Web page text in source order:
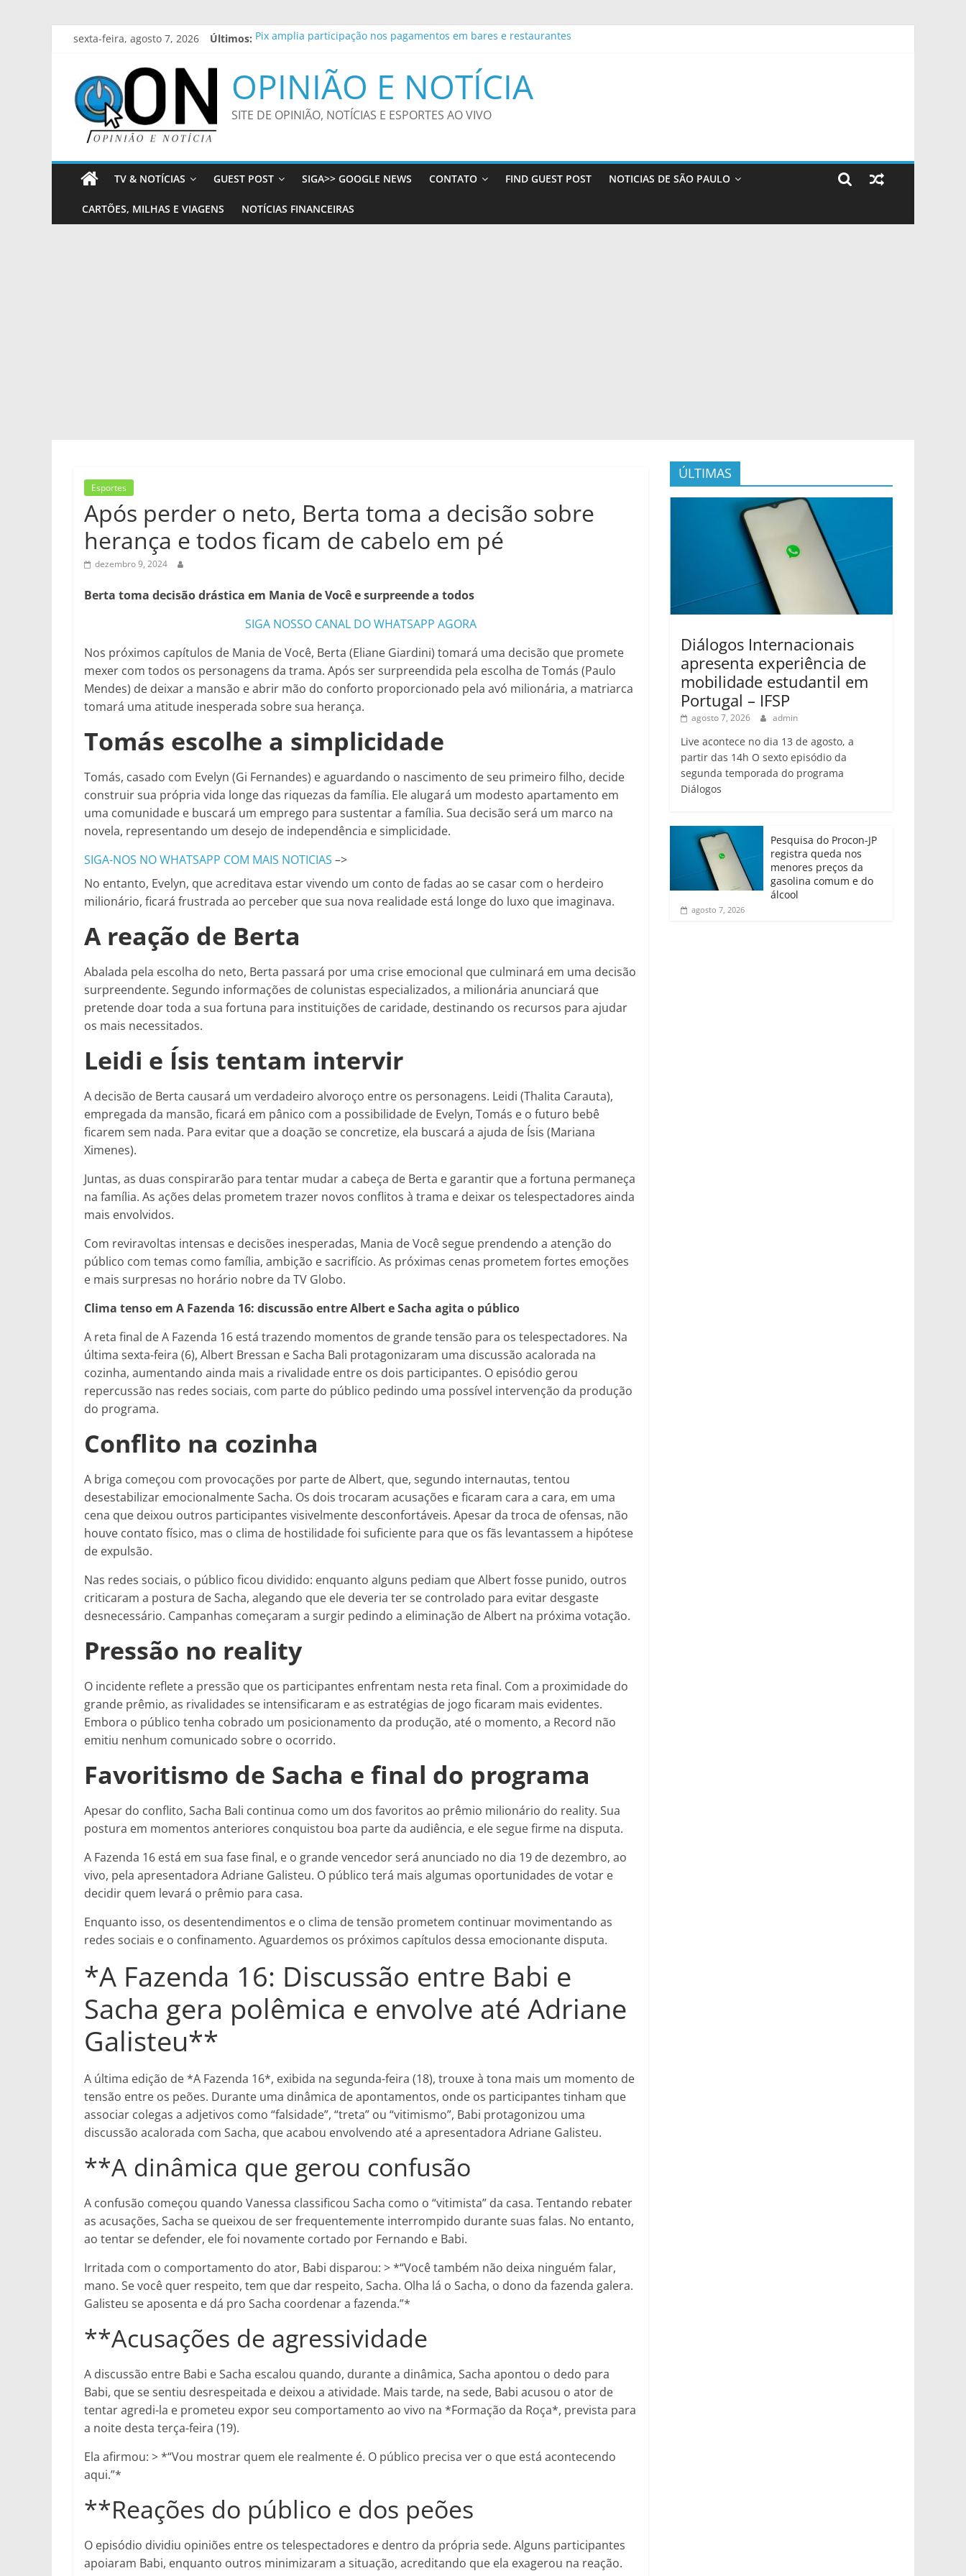
Pular
conteúdo
sexta-feira, agosto 7, 2026 Últimos: Pix amplia participação nos pagamentos em bares e restaurantes
Pesquisa do Procon-JP registra queda nos menores preços da gasolina comum e do álcool
Trump assina decretos e restringe cidadania por nascimento
Polícia Federal indicia 16 pessoas por queda de avião da Voepass
OPINIÃO E NOTÍCIA
SITE DE OPINIÃO, NOTÍCIAS E ESPORTES AO VIVO
TV & NOTÍCIAS GUEST POST SIGA>> GOOGLE NEWS CONTATO FIND GUEST POST NOTICIAS DE SÃO PAULO
CARTÕES, MILHAS E VIAGENS NOTÍCIAS FINANCEIRAS
Esportes
Após perder o neto, Berta toma a decisão sobre
herança e todos ficam de cabelo em pé
dezembro 9, 2024
Berta toma decisão drástica em Mania de Você e surpreende a todos
SIGA NOSSO CANAL DO WHATSAPP AGORA
Nos próximos capítulos de Mania de Você, Berta (Eliane Giardini) tomará uma decisão que promete
mexer com todos os personagens da trama. Após ser surpreendida pela escolha de Tomás (Paulo
Mendes) de deixar a mansão e abrir mão do conforto proporcionado pela avó milionária, a matriarca
tomará uma atitude inesperada sobre sua herança.
Tomás escolhe a simplicidade
Tomás, casado com Evelyn (Gi Fernandes) e aguardando o nascimento de seu primeiro filho, decide
construir sua própria vida longe das riquezas da família. Ele alugará um modesto apartamento em
uma comunidade e buscará um emprego para sustentar a família. Sua decisão será um marco na
novela, representando um desejo de independência e simplicidade.
SIGA-NOS NO WHATSAPP COM MAIS NOTICIAS –>
No entanto, Evelyn, que acreditava estar vivendo um conto de fadas ao se casar com o herdeiro
milionário, ficará frustrada ao perceber que sua nova realidade está longe do luxo que imaginava.
A reação de Berta
Abalada pela escolha do neto, Berta passará por uma crise emocional que culminará em uma decisão
surpreendente. Segundo informações de colunistas especializados, a milionária anunciará que
pretende doar toda a sua fortuna para instituições de caridade, destinando os recursos para ajudar
os mais necessitados.
Leidi e Ísis tentam intervir
A decisão de Berta causará um verdadeiro alvoroço entre os personagens. Leidi (Thalita Carauta),
empregada da mansão, ficará em pânico com a possibilidade de Evelyn, Tomás e o futuro bebê
ficarem sem nada. Para evitar que a doação se concretize, ela buscará a ajuda de Ísis (Mariana
Ximenes).
Juntas, as duas conspirarão para tentar mudar a cabeça de Berta e garantir que a fortuna permaneça
na família. As ações delas prometem trazer novos conflitos à trama e deixar os telespectadores ainda
mais envolvidos.
Com reviravoltas intensas e decisões inesperadas, Mania de Você segue prendendo a atenção do
público com temas como família, ambição e sacrifício. As próximas cenas prometem fortes emoções
e mais surpresas no horário nobre da TV Globo.
Clima tenso em A Fazenda 16: discussão entre Albert e Sacha agita o público
A reta final de A Fazenda 16 está trazendo momentos de grande tensão para os telespectadores. Na
última sexta-feira (6), Albert Bressan e Sacha Bali protagonizaram uma discussão acalorada na
cozinha, aumentando ainda mais a rivalidade entre os dois participantes. O episódio gerou
repercussão nas redes sociais, com parte do público pedindo uma possível intervenção da produção
do programa.
Conflito na cozinha
A briga começou com provocações por parte de Albert, que, segundo internautas, tentou
desestabilizar emocionalmente Sacha. Os dois trocaram acusações e ficaram cara a cara, em uma
cena que deixou outros participantes visivelmente desconfortáveis. Apesar da troca de ofensas, não
houve contato físico, mas o clima de hostilidade foi suficiente para que os fãs levantassem a hipótese
de expulsão.
Nas redes sociais, o público ficou dividido: enquanto alguns pediam que Albert fosse punido, outros
criticaram a postura de Sacha, alegando que ele deveria ter se controlado para evitar desgaste
desnecessário. Campanhas começaram a surgir pedindo a eliminação de Albert na próxima votação.
Pressão no reality
O incidente reflete a pressão que os participantes enfrentam nesta reta final. Com a proximidade do
grande prêmio, as rivalidades se intensificaram e as estratégias de jogo ficaram mais evidentes.
Embora o público tenha cobrado um posicionamento da produção, até o momento, a Record não
emitiu nenhum comunicado sobre o ocorrido.
Favoritismo de Sacha e final do programa
Apesar do conflito, Sacha Bali continua como um dos favoritos ao prêmio milionário do reality. Sua
postura em momentos anteriores conquistou boa parte da audiência, e ele segue firme na disputa.
A Fazenda 16 está em sua fase final, e o grande vencedor será anunciado no dia 19 de dezembro, ao
vivo, pela apresentadora Adriane Galisteu. O público terá mais algumas oportunidades de votar e
decidir quem levará o prêmio para casa.
Enquanto isso, os desentendimentos e o clima de tensão prometem continuar movimentando as
redes sociais e o confinamento. Aguardemos os próximos capítulos dessa emocionante disputa.
*A Fazenda 16: Discussão entre Babi e
Sacha gera polêmica e envolve até Adriane
Galisteu**
A última edição de *A Fazenda 16*, exibida na segunda-feira (18), trouxe à tona mais um momento de
tensão entre os peões. Durante uma dinâmica de apontamentos, onde os participantes tinham que
associar colegas a adjetivos como “falsidade”, “treta” ou “vitimismo”, Babi protagonizou uma
discussão acalorada com Sacha, que acabou envolvendo até a apresentadora Adriane Galisteu.
**A dinâmica que gerou confusão
A confusão começou quando Vanessa classificou Sacha como o “vitimista” da casa. Tentando rebater
as acusações, Sacha se queixou de ser frequentemente interrompido durante suas falas. No entanto,
ao tentar se defender, ele foi novamente cortado por Fernando e Babi.
Irritada com o comportamento do ator, Babi disparou: > *“Você também não deixa ninguém falar,
mano. Se você quer respeito, tem que dar respeito, Sacha. Olha lá o Sacha, o dono da fazenda galera.
Galisteu se aposenta e dá pro Sacha coordenar a fazenda.”*
**Acusações de agressividade
A discussão entre Babi e Sacha escalou quando, durante a dinâmica, Sacha apontou o dedo para
Babi, que se sentiu desrespeitada e deixou a atividade. Mais tarde, na sede, Babi acusou o ator de
tentar agredi-la e prometeu expor seu comportamento ao vivo na *Formação da Roça*, prevista para
a noite desta terça-feira (19).
Ela afirmou: > *“Vou mostrar quem ele realmente é. O público precisa ver o que está acontecendo
aqui.”*
**Reações do público e dos peões
O episódio dividiu opiniões entre os telespectadores e dentro da própria sede. Alguns participantes
apoiaram Babi, enquanto outros minimizaram a situação, acreditando que ela exagerou na reação.
ÚLTIMAS
Diálogos Internacionais
apresenta experiência de
mobilidade estudantil em
Portugal – IFSP
agosto 7, 2026 admin
Live acontece no dia 13 de agosto, a
partir das 14h O sexto episódio da
segunda temporada do programa
Diálogos
Pesquisa do Procon-JP
registra queda nos
menores preços da
gasolina comum e do
álcool
agosto 7, 2026